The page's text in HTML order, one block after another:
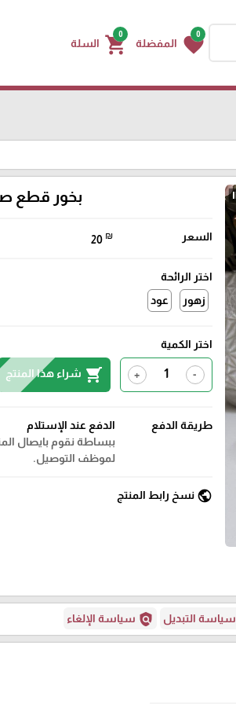
0
favorite المفضلة
0
shopping_cart السلة
بخور قطع
السعر 20 ₪
اختر الرائحة
زهور
عود
اختر الكمية
-
+
shopping_cart شراء هذا المنتج
طريقة الدفع
الدفع عند الإستلام
ببساطة نقوم بايصال
لموظف التوصيل.
public نسخ رابط المنتج
سياسة التبديل policy سياسة الإلغاء